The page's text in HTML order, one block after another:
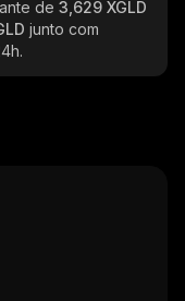
de 3,629 XGLD
junto com